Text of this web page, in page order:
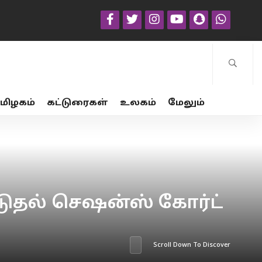
கட்டுரைகள் உலகம் மேலும்
செஷன்ஸ் கோர்ட்
Scroll Down To Discover